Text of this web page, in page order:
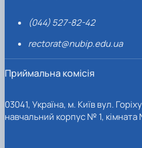
(044) 527-82-42
rectorat@nubip.edu.ua
Приймальна комісія
03041, Україна, м. Київ вул.
навчальний корпус № 1, кімната